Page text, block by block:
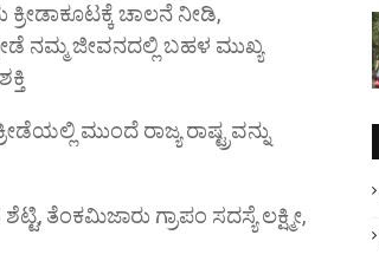
ಚಾಲನೆ ನೀಡಿ,
ನಮ್ಮ ಜೀವನದಲ್ಲಿ ಬಹಳ ಮುಖ್ಯ
ಮುಂದೆ ರಾಜ್ಯ ರಾಷ್ಟ್ರವನ್ನು
ತೆಂಕಮಿಜಾರು ಗ್ರಾಪಂ ಸದಸ್ಯೆ ಲಕ್ಷ್ಮೀ,